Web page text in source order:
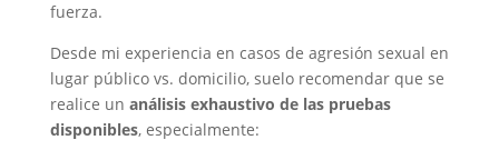
fuerza.
Desde mi experiencia en casos de agresión sexual en
lugar público vs. domicilio, suelo recomendar que se
realice un análisis exhaustivo de las pruebas
disponibles, especialmente: